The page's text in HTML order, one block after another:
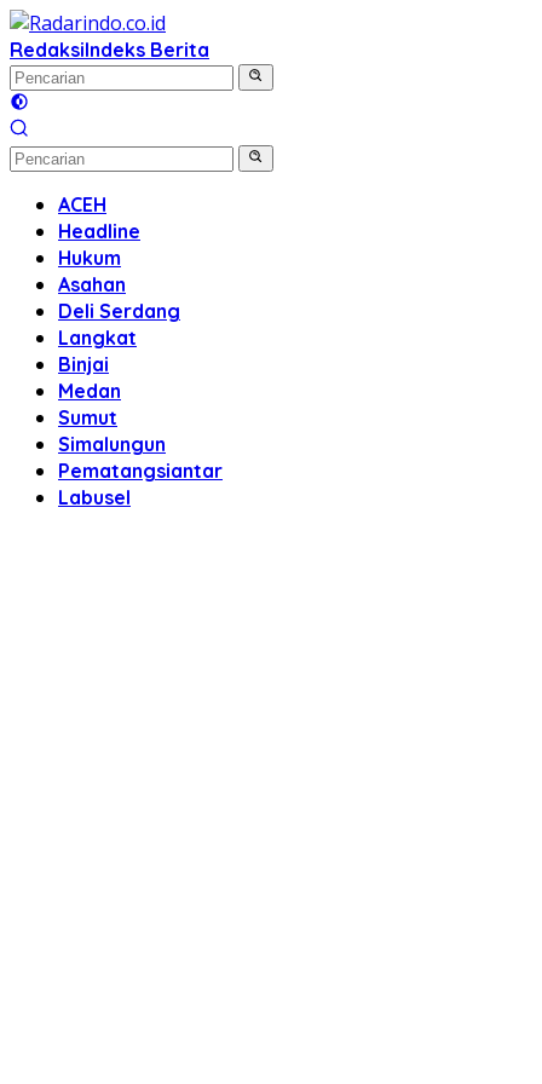
Langsung
ke
konten
RedaksiIndeks Berita
ACEH
Headline
Hukum
Asahan
Deli Serdang
Langkat
Binjai
Medan
Sumut
Simalungun
Pematangsiantar
Labusel